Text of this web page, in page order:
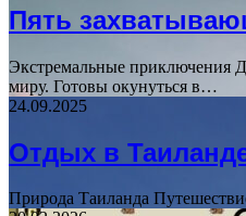
Пять
Экстремальные приключения
миру. Готовы окунуться в…
24.09.2025
Отдых в
Природа Таиланда